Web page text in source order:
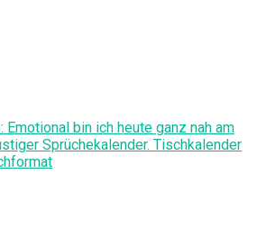
Emotional bin ich heute ganz nah am
Sprüchekalender. Tischkalender